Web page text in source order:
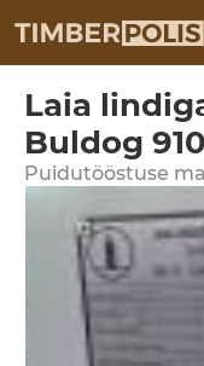
Laia
Buldog
Puidutööstuse